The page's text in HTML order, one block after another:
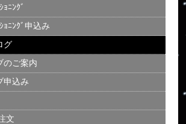
ﾆﾝｸﾞ
ｮﾆﾝｸﾞ申込み
グ
のご案内
申込み
文